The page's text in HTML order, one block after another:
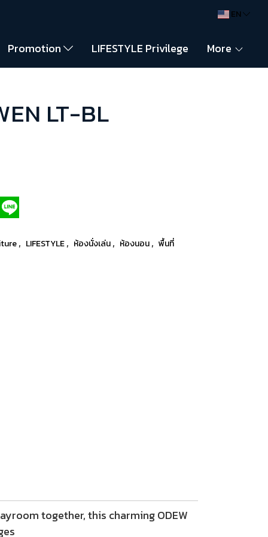
EN
Promotion LIFESTYLE Privilege More
LT-BL
, LIFESTYLE, ห้องนั่งเล่น, ห้องนอน, พื้นที่
together, this charming ODEW